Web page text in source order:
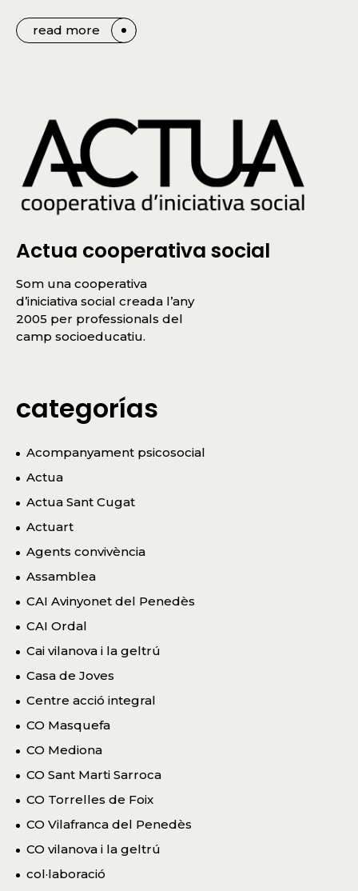
read more
Actua cooperativa social
Som una cooperativa
d’iniciativa social creada l’any
2005 per professionals del
camp socioeducatiu.
categorías
Acompanyament psicosocial
Actua
Actua Sant Cugat
Actuart
Agents convivència
Assamblea
CAI Avinyonet del Penedès
CAI Ordal
Cai vilanova i la geltrú
Casa de Joves
Centre acció integral
CO Masquefa
CO Mediona
CO Sant Marti Sarroca
CO Torrelles de Foix
CO Vilafranca del Penedès
CO vilanova i la geltrú
col·laboració